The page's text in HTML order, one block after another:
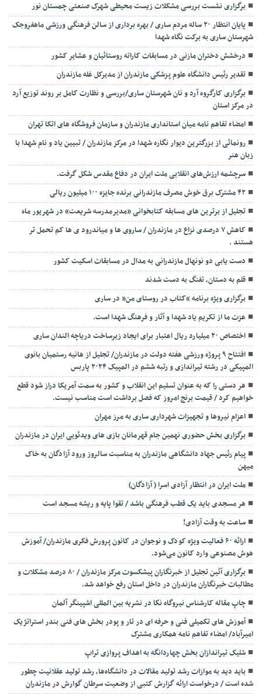
برگزاری نشست بررسی مشکلات زیست محیطی شهرک صنعتی چمستان نور
پایان انتظار ۲۰ ساله مردم ساری / بهره برداری از سالن فرهنگی ورزشی ماهفروجک
شهرستان ساری به برکت نگاه شهدا
درخشش دختران مازنی در مسابقات کاراته روستائیان و عشایر کشور
تقدیر رئیس دانشگاه علوم پزشکی مازندران از مدیرکل غله مازندران
برگزاری کارگروه آرد و نان شهرستان ساری/بررسی و نظارت کامل بر روند توزیع آرد
در مرکز استان
امضاء تفاهم نامه میان استانداری مازندران و سازمان فروشگاه های اتکا تهران
رونمائی از بزرگترین دیوار نگاره شهدا در مرکز مازندران / تبیین یاد و نام شهدا با
زبان هنر
سرچشمه ارزش‌های انقلابی ملت ایران در دفاع مقدس شکل گرفت.
۴۲ مشترک برق خوش مصرف مازندرانی برنده جایزه ۱۰۰ میلیون ریالی
تجلیل از برترین های مسابقه کتابخوانی «مدیرمدرسه شریعت» در شهریور ماه
کاهش ۷ درصدی نزاع در مازندران / ساروی ها و میاندرود ی ها کم تحمل تر
هستند‌ .
دست یابی دو نونهال مازندرانی به مدال در مسابقات اسکیت کشور
قلم به دستان، تفنگ به دست شدند
برگزاری ویژه برنامه “کتاب در روستای من” در ساری
عزت ما از تکریم یاد شهدا و آثار و فرهنگ شهدا است.
اختصاص ۲۰ میلیارد ریال اعتبار برای ایجاد زیرساخت دریاچه الندان ساری
افتتاح ۹ پروژه ورزشی هفته دولت در مازندران/ تجلیل از هانیه رستمیان بانوی
المپیکی در رشته تیراندازی و رتبه ششم در المپیک ۲۰۲۴ پاربس
هر دستی را که به عنوان تسلیم این انقلاب و کشور به سمت آمريکا دراز شود قطع
خواهیم کرد / قیمت برنج امروز که فصل برداشت است مناسب نیست.
اعزام نیروها و تجهیزات شهرداری ساری به مرز مهران
برگزاری بخش حضوری نهمین جام قهرمانان بازی های ویدئویی ایران در مازندران
پیام رئیس جهاد دانشگاهی مازندران به مناسبت سالروز ورود آزادگان به خاک
میهن
ملت ایران در انتظار آزادی اسرا ( آزادگان)
هر مسجدی باید یک قطب فرهنگی باشد / تقوا پایه و ریشه مسجد است
ساعت به وقت آزادی!
ارائه ۶۰ فعالیت ویژه کودک و نوجوان در کانون پرورش فکری مازندران/ آموزش
هوش مصنوعی وارد کانون می‌شود.
برگزاری آئین تجلیل از خبرنگاران پیشکسوت مرکز مازندران / ۸۰ درصد مشکلات و
مطالبات خبرنگاران مازندران در داخل استان رفع خواهد شد.
چاپ مقاله کارشناس نيروگاه نكا در نشریه بین المللی اشپینگر آلمان
آموزش های تکمیلی فنی و حرفه ای در تار و پودر بخش های فنی بندر استراتژیک
امیرآباد/ امضاء تفاهم نامه همکاری مشترک
شلیک تیراندازان بخش چهاردانگه به اهداف پروازی تراپ
باید دید به موازات رشد تولید مقالات در دانشگاه‌ها، رشد تولید عقلانیت چطور
شده است / درخواست ارائه گزارش کتبی از وضعیت سرطان گوارش در مازندران